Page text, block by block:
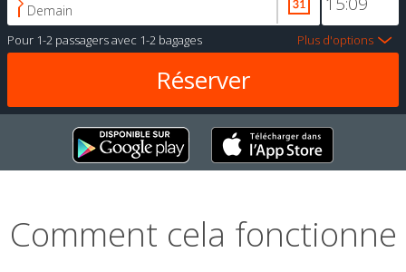
Demain
Pour 1-2 passagersavec 1-2 bagages Plus d'options
Comment cela fonctionne